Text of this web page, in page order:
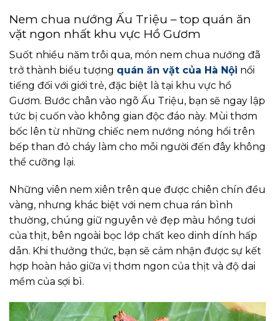
Nem chua nướng Ấu Triệu – top quán ăn
vặt ngon nhất khu vực Hồ Gươm
Suốt nhiều năm trôi qua, món nem chua nướng đã
trở thành biểu tượng quán ăn vặt của Hà Nội nổi
tiếng đối với giới trẻ, đặc biệt là tại khu vực hồ
Gươm. Bước chân vào ngõ Ấu Triệu, bạn sẽ ngay lập
tức bị cuốn vào không gian độc đáo này. Mùi thơm
bốc lên từ những chiếc nem nướng nóng hổi trên
bếp than đỏ cháy làm cho mỗi người đến đây không
thể cưỡng lại.
Những viên nem xiên trên que được chiên chín đều
vàng, nhưng khác biệt với nem chua rán bình
thường, chúng giữ nguyên vẻ đẹp màu hồng tươi
của thịt, bên ngoài bọc lớp chất keo dinh dính hấp
dẫn. Khi thưởng thức, bạn sẽ cảm nhận được sự kết
hợp hoàn hảo giữa vị thơm ngon của thịt và độ dai
mềm của sợi bì.